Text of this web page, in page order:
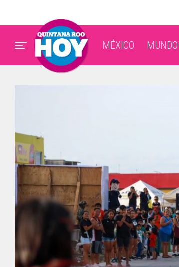
MÉXICO MUNDO